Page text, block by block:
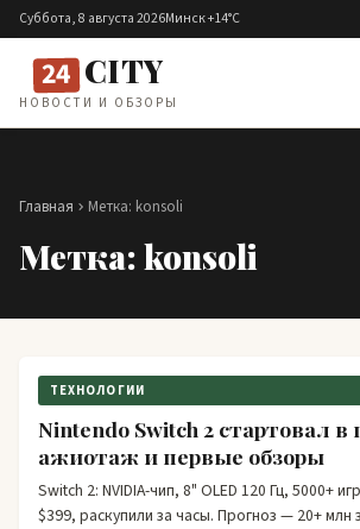
Перейти к содержимому
Суббота, 8 августа 2026Минск +14°C
24 CITY
НОВОСТИ И ОБЗОРЫ
Главная Метка: konsoli
Метка:konsoli
ТЕХНОЛОГИИ
Nintendo Switch 2 стартовал в
ажиотаж и первые обзоры
Switch 2: NVIDIA-чип, 8" OLED 120 Гц, 5000+
$399, раскупили за часы. Прогноз — 20+ млн